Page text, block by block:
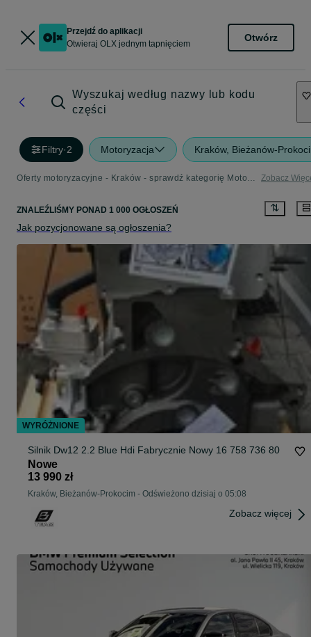
Przejdź do aplikacji
Otwieraj OLX jednym tapnięciem
Otwórz
Wyszukaj według nazwy lub kodu
części
Filtry·2 Motoryzacja Kraków, Bieżanów-
Oferty motoryzacyjne - Kraków - sprawdź kategorię Motoryzacja Zobacz
ZNALEŹLIŚMY PONAD 1 000 OGŁOSZEŃ
Jak pozycjonowane są ogłoszenia?
Silnik Dw12 2.2 Blue Hdi Fabrycznie Nowy 16 758 736 80
Nowe
13 990 zł
Kraków, Bieżanów-Prokocim - Odświeżono dzisiaj o 05:08
Zobacz więcej
WYRÓŻNIONE